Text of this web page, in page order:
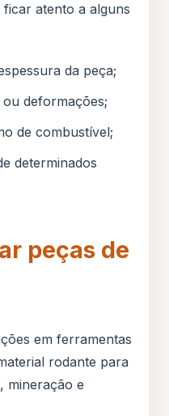
atento a alguns
da peça;
deformações;
de combustível;
determinados
peças de
em ferramentas
rodante para
mineração e